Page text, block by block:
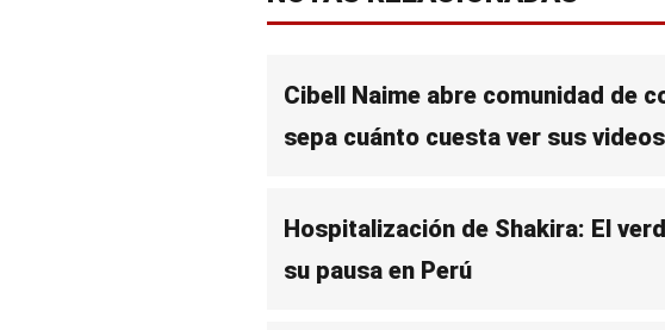
Cibell Naime abre comunidad de
sepa cuánto cuesta ver sus videos
Hospitalización de Shakira: El
su pausa en Perú